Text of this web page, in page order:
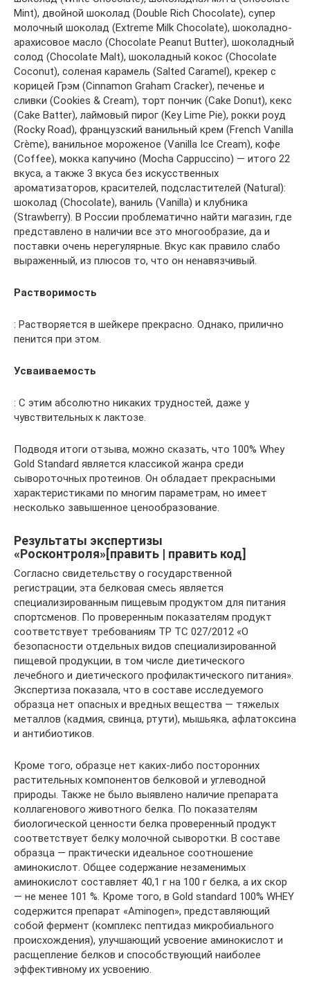
Mint), двойной шоколад (Double Rich Chocolate), супер
молочный шоколад (Extreme Milk Chocolate), шоколадно-
арахисовое масло (Chocolate Peanut Butter), шоколадный
солод (Chocolate Malt), шоколадный кокос (Chocolate
Coconut), соленая карамель (Salted Caramel), крекер с
корицей Грэм (Cinnamon Graham Cracker), печенье и
сливки (Cookies & Cream), торт пончик (Cake Donut), кекс
(Cake Batter), лаймовый пирог (Key Lime Pie), рокки роуд
(Rocky Road), французский ванильный крем (French Vanilla
Crème), ванильное мороженое (Vanilla Ice Cream), кофе
(Coffee), мокка капучино (Mocha Cappuccino) — итого 22
вкуса, а также 3 вкуса без искусственных
ароматизаторов, красителей, подсластителей (Natural):
шоколад (Chocolate), ваниль (Vanilla) и клубника
(Strawberry). В России проблематично найти магазин, где
представлено в наличии все это многообразие, да и
поставки очень нерегулярные. Вкус как правило слабо
выраженный, из плюсов то, что он ненавязчивый.
Растворимость
: Растворяется в шейкере прекрасно. Однако, прилично
пенится при этом.
Усваиваемость
: С этим абсолютно никаких трудностей, даже у
чувствительных к лактозе.
Подводя итоги отзыва, можно сказать, что 100% Whey
Gold Standard является классикой жанра среди
сывороточных протеинов. Он обладает прекрасными
характеристиками по многим параметрам, но имеет
несколько завышенное ценообразование.
Результаты экспертизы
«Росконтроля»[править | править код]
Согласно свидетельству о государственной
регистрации, эта белковая смесь является
специализированным пищевым продуктом для питания
спортсменов. По проверенным показателям продукт
соответствует требованиям ТР ТС 027/2012 «О
безопасности отдельных видов специализированной
пищевой продукции, в том числе диетического
лечебного и диетического профилактического питания».
Экспертиза показала, что в составе исследуемого
образца нет опасных и вредных вещества — тяжелых
металлов (кадмия, свинца, ртути), мышьяка, афлатоксина
и антибиотиков.
Кроме того, образце нет каких-либо посторонних
растительных компонентов белковой и углеводной
природы. Также не было выявлено наличие препарата
коллагенового животного белка. По показателям
биологической ценности белка проверенный продукт
соответствует белку молочной сыворотки. В составе
образца — практически идеальное соотношение
аминокислот. Общее содержание незаменимых
аминокислот составляет 40,1 г на 100 г белка, а их скор
— не менее 101 %. Кроме того, в Gold standard 100% WHEY
содержится препарат «Aminogen», представляющий
собой фермент (комплекс пептидаз микробиального
происхождения), улучшающий усвоение аминокислот и
расщепление белков и способствующий наиболее
эффективному их усвоению.